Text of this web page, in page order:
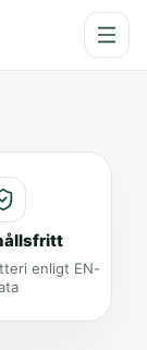
enligt EN-